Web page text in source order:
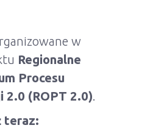
w
Regionalne
Procesu
2.0 (ROPT 2.0).
teraz: